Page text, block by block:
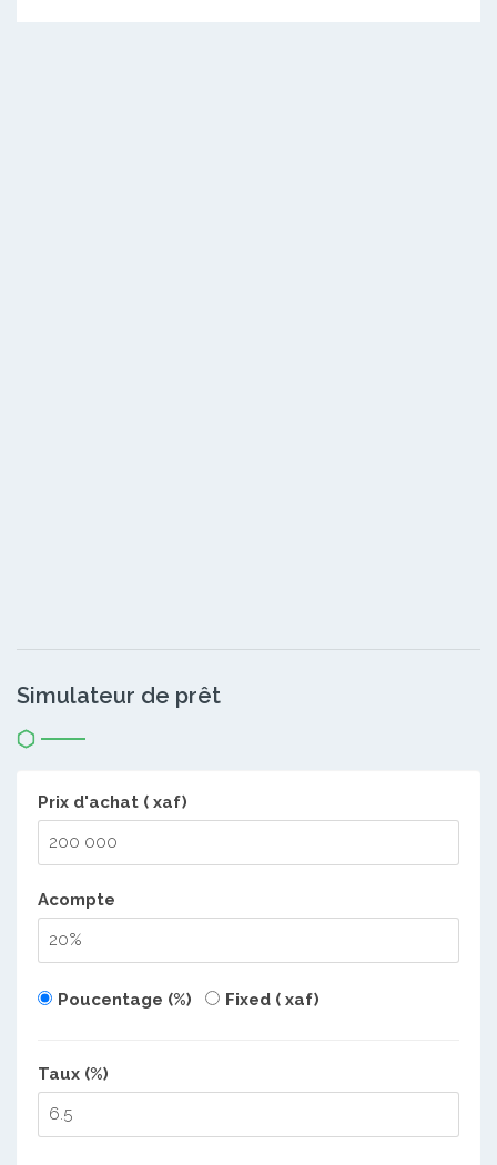
Simulateur de prêt
Prix d'achat ( xaf)
Acompte
Poucentage (%) Fixed ( xaf)
Taux (%)